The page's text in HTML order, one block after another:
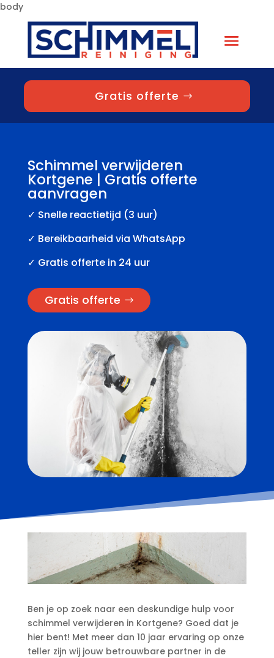
body
Gratis offerte
Schimmel verwijderen
Kortgene | Gratis offerte
aanvragen
✓ Snelle reactietijd (3 uur)
✓ Bereikbaarheid via WhatsApp
✓ Gratis offerte in 24 uur
Gratis offerte
Ben je op zoek naar een deskundige hulp voor
schimmel verwijderen in Kortgene? Goed dat je
hier bent! Met meer dan 10 jaar ervaring op onze
teller zijn wij jouw betrouwbare partner in de